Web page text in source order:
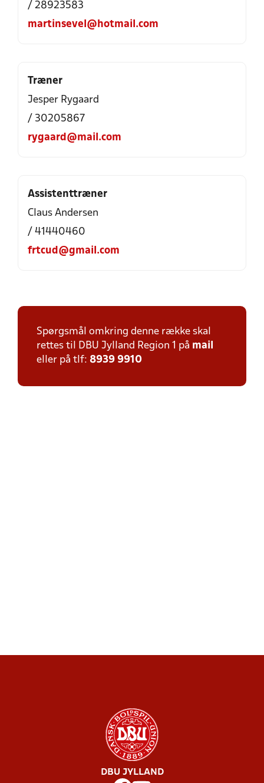
/ 28923583
martinsevel@hotmail.com
Træner
Jesper Rygaard
/ 30205867
rygaard@mail.com
Assistenttræner
Claus Andersen
/ 41440460
frtcud@gmail.com
Spørgsmål omkring denne række skal
rettes til DBU Jylland Region 1 på mail
eller på tlf: 8939 9910
DBU JYLLAND